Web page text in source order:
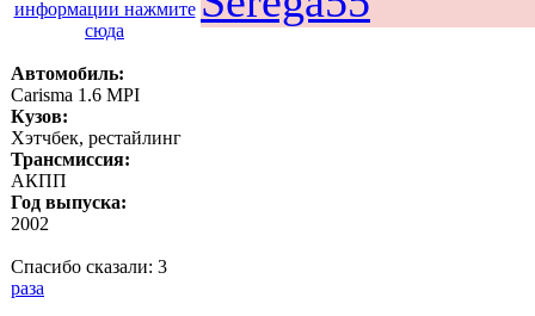
Автомобиль:
Carisma 1.6 MPI
Кузов:
Хэтчбек, рестайлинг
Трансмиссия:
АКПП
Год выпуска:
2002
Спасибо сказали: 3
раза